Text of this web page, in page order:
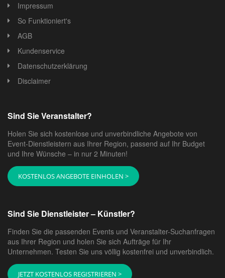
Impressum
So Funktioniert's
AGB
Kundenservice
Datenschutzerklärung
Disclaimer
Sind Sie Veranstalter?
Holen Sie sich kostenlose und unverbindliche Angebote von
Event-Dienstleistern aus Ihrer Region, passend auf Ihr Budget
und Ihre Wünsche – in nur 2 Minuten!
KOSTENLOS ANGEBOTE EINHOLEN >
Sind Sie Dienstleister – Künstler?
Finden Sie die passenden Events und Veranstalter-Suchanfragen
aus Ihrer Region und holen Sie sich Aufträge für Ihr
Unternehmen. Testen Sie uns völlig kostenfrei und unverbindlich.
JETZT KOSTENLOS REGISTRIEREN >